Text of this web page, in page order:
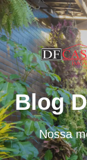
Blog
Nossa